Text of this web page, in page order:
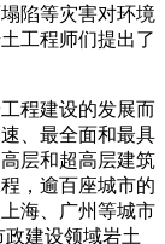
陷等灾害对环境
工程师们提出了
程建设的发展而
、最全面和最具
层和超高层建筑
，逾百座城市的
海、广州等城市
建设领域岩土